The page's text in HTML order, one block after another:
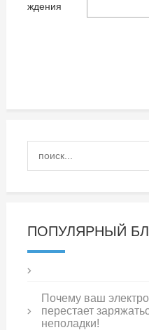
ждения
ПОПУЛЯРНЫЙ
Почему ваш
перестает
неполадки!